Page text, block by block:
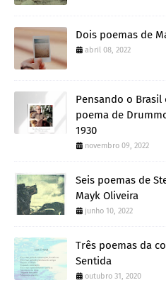
Dois poemas de
abril 08, 2022
Pensando o
poema de
1930
novembro 09, 2022
Seis poemas de
Mayk Oliveira
junho 10, 2022
Três poemas da
Sentida
outubro 31, 2020